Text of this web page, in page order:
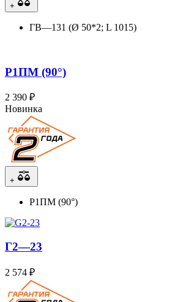
+
ГВ—131 (Ø 50*2; L 1015)
Р1ПМ (90°)
2 390 ₽
Новинка
+
Р1ПМ (90°)
Г2—23
2 574 ₽